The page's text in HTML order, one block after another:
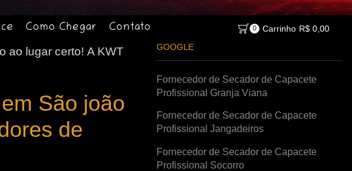
Como Chegar Contato 0 Carrinho R$0,00
ao lugar certo! A KWT
São joão
de
GOOGLE
Fornecedor de Secador de Capacete
Profissional Granja Viana
Fornecedor de Secador de Capacete
Profissional Jangadeiros
Fornecedor de Secador de Capacete
Profissional Socorro